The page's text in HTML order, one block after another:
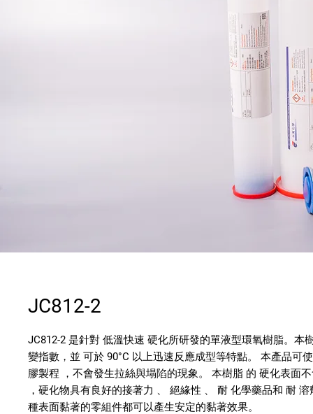
JC812-2
JC812-2 是針對 低溫快速 硬化所研發的單液型環氧樹脂。本
變指數，並 可於 90°C 以上迅速反應成型等特點。 本產品可
膠製程 ，不會發生拉絲與塌陷的現象。 本樹脂 的 硬化表面
，硬化物具有良好的接著力 、 絕緣性 、 耐 化學藥品和 耐
種表面黏著的零組件都可以產生安定的黏著效果。